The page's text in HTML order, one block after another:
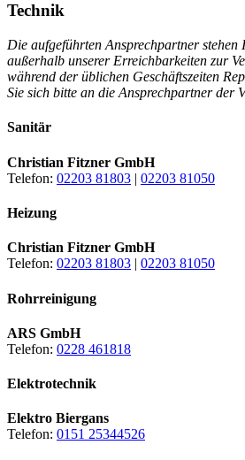
Technik
Die aufgeführten Ansprechpartner
außerhalb unserer Erreichbarkeiten zur
während der üblichen Geschäftszeiten
Sie sich bitte an die Ansprechpartner der
Sanitär
Christian Fitzner GmbH
Telefon: 02203 81803 | 02203 81050
Heizung
Christian Fitzner GmbH
Telefon: 02203 81803 | 02203 81050
Rohrreinigung
ARS GmbH
Telefon: 0228 461818
Elektrotechnik
Elektro Biergans
Telefon: 0151 25344526